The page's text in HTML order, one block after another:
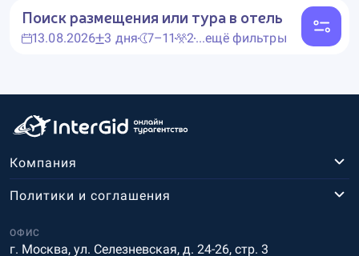
Поиск размещения или тура в отель
13.08.2026 3 дня 7–11 2...ещё фильтры
Компания
ОФИС
г. Москва, ул. Селезневская, д. 24-26, стр. 3
Политики и соглашения